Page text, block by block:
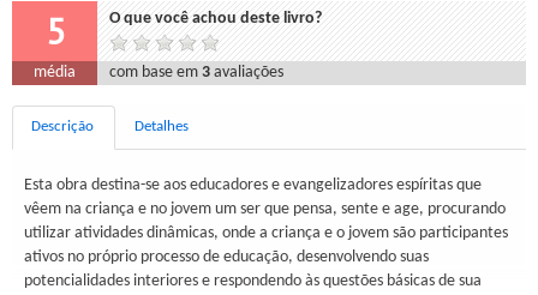
5 O que você achou deste livro?
média com base em3 avaliações
Descrição Detalhes
Esta obra destina-se aos educadores e evangelizadores espíritas que
vêem na criança e no jovem um ser que pensa, sente e age, procurando
utilizar atividades dinâmicas, onde a criança e o jovem são participantes
ativos no próprio processo de educação, desenvolvendo suas
potencialidades interiores e respondendo às questões básicas de sua